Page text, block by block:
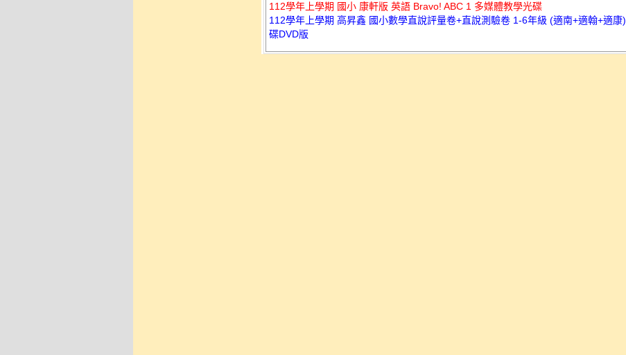
112學年上學期 國小 康軒版 英語 Bravo! ABC 1 多媒體教學光碟
112學年上學期 高昇鑫 國小數學直說評量卷+直說測驗卷 1-6年級 (適南+適翰+適康
碟DVD版